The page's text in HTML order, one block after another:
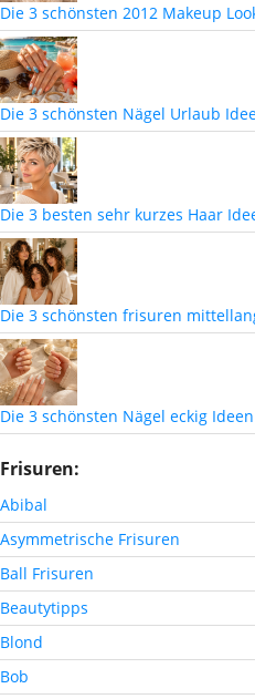
Die 3 schönsten 2012 Makeup
Die 3 schönsten Nägel Urlaub
Die 3 besten sehr kurzes Haar
Die 3 schönsten frisuren
Die 3 schönsten Nägel eckig
Frisuren:
Abibal
Asymmetrische Frisuren
Ball Frisuren
Beautytipps
Blond
Bob